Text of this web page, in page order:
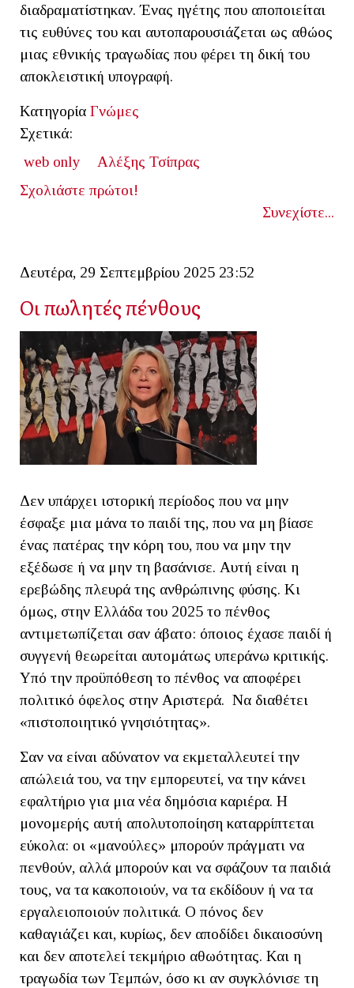
διαδραματίστηκαν. Ένας ηγέτης που αποποιείται
τις ευθύνες του και αυτοπαρουσιάζεται ως αθώος
μιας εθνικής τραγωδίας που φέρει τη δική του
αποκλειστική υπογραφή.
Κατηγορία Γνώμες
Σχετικά:
web only
Αλέξης Τσίπρας
Σχολιάστε πρώτοι!
Συνεχίστε...
Δευτέρα, 29 Σεπτεμβρίου 2025 23:52
Οι πωλητές πένθους
Δεν υπάρχει ιστορική περίοδος που να μην
έσφαξε μια μάνα το παιδί της, που να μη βίασε
ένας πατέρας την κόρη του, που να μην την
εξέδωσε ή να μην τη βασάνισε. Αυτή είναι η
ερεβώδης πλευρά της ανθρώπινης φύσης. Κι
όμως, στην Ελλάδα του 2025 το πένθος
αντιμετωπίζεται σαν άβατο: όποιος έχασε παιδί ή
συγγενή θεωρείται αυτομάτως υπεράνω κριτικής.
Υπό την προϋπόθεση το πένθος να αποφέρει
πολιτικό όφελος στην Αριστερά. Να διαθέτει
«πιστοποιητικό γνησιότητας».
Σαν να είναι αδύνατον να εκμεταλλευτεί την
απώλειά του, να την εμπορευτεί, να την κάνει
εφαλτήριο για μια νέα δημόσια καριέρα. Η
μονομερής αυτή απολυτοποίηση καταρρίπτεται
εύκολα: οι «μανούλες» μπορούν πράγματι να
πενθούν, αλλά μπορούν και να σφάζουν τα παιδιά
τους, να τα κακοποιούν, να τα εκδίδουν ή να τα
εργαλειοποιούν πολιτικά. Ο πόνος δεν
καθαγιάζει και, κυρίως, δεν αποδίδει δικαιοσύνη
και δεν αποτελεί τεκμήριο αθωότητας. Και η
τραγωδία των Τεμπών, όσο κι αν συγκλόνισε τη